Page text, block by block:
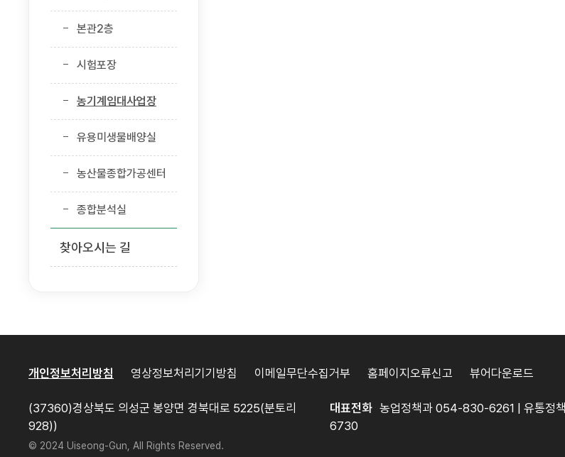
본관2층
시험포장
농기계임대사업장
유용미생물배양실
농산물종합가공센터
종합분석실
찾아오시는 길
개인정보처리방침 영상정보처리기기방침 이메일무단수집거부 홈페이지오류신고 뷰어다운로드
(37360)경상북도 의성군 봉양면 경북대로 5225(분토리
928))
대표전화 농업정책과 054-830-6261 | 유통
6730
© 2024 Uiseong-Gun, All Rights Reserved.